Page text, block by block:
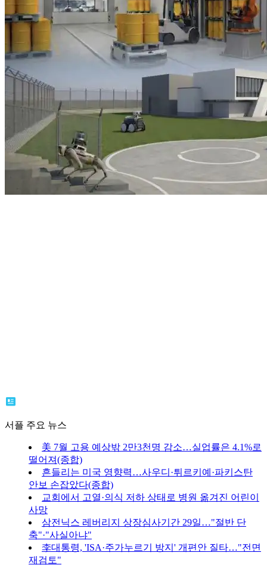
서플 주요 뉴스
美 7월 고용 예상밖 2만3천명 감소…실업률은 4.1%로
떨어져(종합)
흔들리는 미국 영향력…사우디·튀르키예·파키스탄
안보 손잡았다(종합)
교회에서 고열·의식 저하 상태로 병원 옮겨진 어린이
사망
삼전닉스 레버리지 상장심사기간 29일…"절반 단
축"·"사실아냐"
李대통령, 'ISA·주가누르기 방지' 개편안 질타…"전면
재검토"